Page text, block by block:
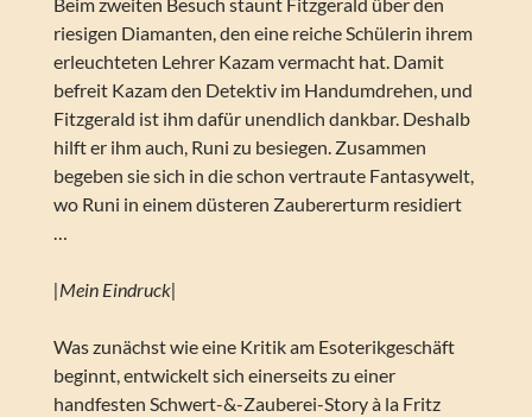
riesigen Diamanten, den eine reiche Schülerin ihrem
erleuchteten Lehrer Kazam vermacht hat. Damit
befreit Kazam den Detektiv im Handumdrehen, und
Fitzgerald ist ihm dafür unendlich dankbar. Deshalb
hilft er ihm auch, Runi zu besiegen. Zusammen
begeben sie sich in die schon vertraute Fantasywelt,
wo Runi in einem düsteren Zaubererturm residiert
…
|Mein Eindruck|
Was zunächst wie eine Kritik am Esoterikgeschäft
beginnt, entwickelt sich einerseits zu einer
handfesten Schwert-&-Zauberei-Story à la Fritz